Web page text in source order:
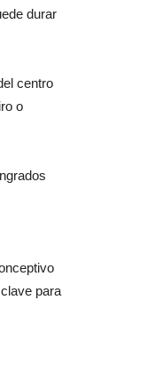
durar
centro
o
para